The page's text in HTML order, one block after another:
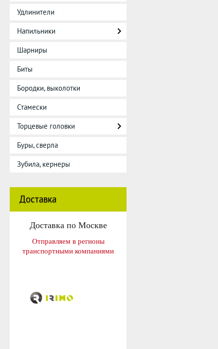
Удлинители
Напильники
Шарниры
Биты
Бородки, выколотки
Стамески
Торцевые головки
Буры, сверла
Зубила, кернеры
Доставка
Доставка по Москве
Отправляем в регионы
транспортными компаниями